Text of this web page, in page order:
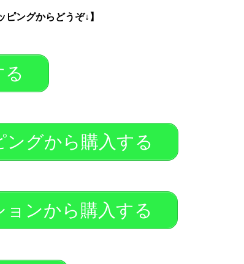
ピングからどうぞ↓】
る
ングから購入する
ンから購入する